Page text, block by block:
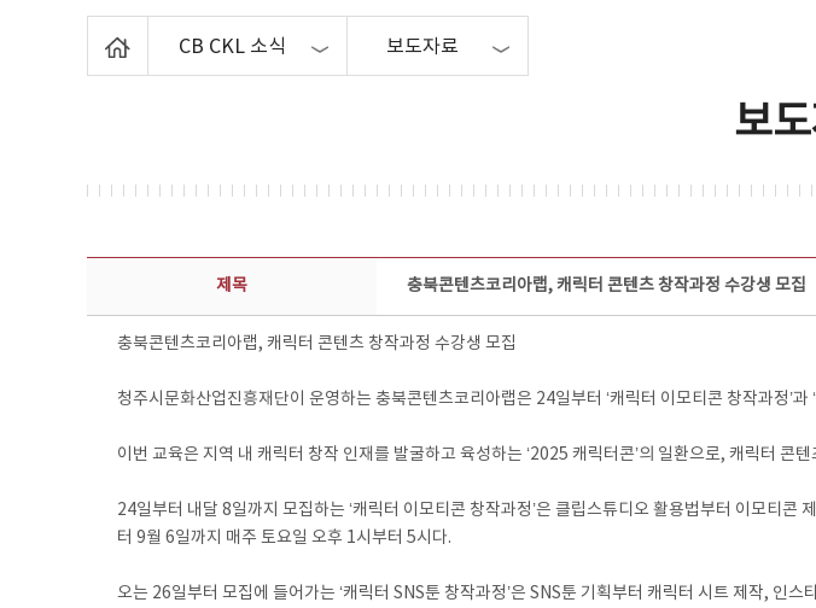
CB CKL 소식 보도자료
보
보도자료 상세보기 - 제목, 담당부서, 담당자, 담당연락처, 내용, 첨부파일 정보 제공
제목 충북콘텐츠코리아랩, 캐릭터 콘텐츠 창작과정 수강생 모집
충북콘텐츠코리아랩, 캐릭터 콘텐츠 창작과정 수강생 모집
청주시문화산업진흥재단이 운영하는 충북콘텐츠코리아랩은 24일부터 ‘캐릭터 이모티콘 창작과정’
이번 교육은 지역 내 캐릭터 창작 인재를 발굴하고 육성하는 ‘2025 캐릭터콘’의 일환으로, 캐릭터 콘
24일부터 내달 8일까지 모집하는 ‘캐릭터 이모티콘 창작과정’은 클립스튜디오 활용법부터 이모티
터 9월 6일까지 매주 토요일 오후 1시부터 5시다.
오는 26일부터 모집에 들어가는 ‘캐릭터 SNS툰 창작과정’은 SNS툰 기획부터 캐릭터 시트 제작, 인